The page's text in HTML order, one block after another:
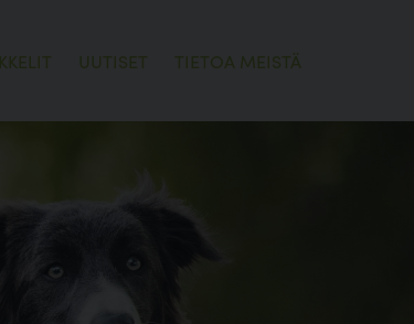
UUTISET TIETOA MEISTÄ